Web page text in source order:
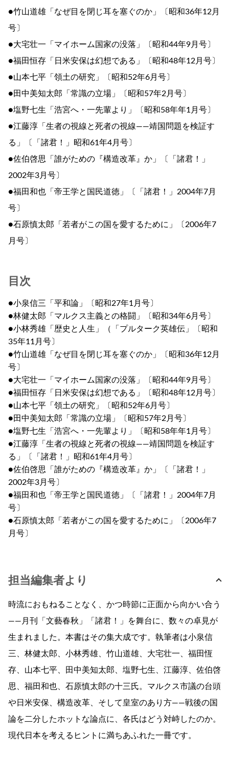
●竹山道雄「なぜ目を閉じ耳を塞ぐのか」〔昭和36年12月
号〕
●大宅壮一「マイホーム国家の没落」〔昭和44年9月号〕
●福田恒存「日米安保は幻想である」〔昭和48年12月号〕
●山本七平「領土の研究」〔昭和52年6月号〕
●田中美知太郎「常識の立場」〔昭和57年2月号〕
●塩野七生「浩宮へ・一先輩より」〔昭和58年年1月号〕
●江藤淳「生者の視線と死者の視線――靖国問題を検証す
る」〔「諸君！」昭和61年4月号〕
●佐伯啓思「誰がための『構造改革』か」〔「諸君！」
2002年3月号〕
●福田和也「帝王学と国民道徳」〔「諸君！」2004年7月
号〕
●石原慎太郎「若者がこの国を愛するために」〔2006年7
月号〕
目次
●小泉信三「平和論」〔昭和27年1月号〕
●林健太郎「マルクス主義との格闘」〔昭和34年6月号〕
●小林秀雄「歴史と人生」（「プルターク英雄伝」〔昭和
35年11月号〕
●竹山道雄「なぜ目を閉じ耳を塞ぐのか」〔昭和36年12月
号〕
●大宅壮一「マイホーム国家の没落」〔昭和44年9月号〕
●福田恒存「日米安保は幻想である」〔昭和48年12月号〕
●山本七平「領土の研究」〔昭和52年6月号〕
●田中美知太郎「常識の立場」〔昭和57年2月号〕
●塩野七生「浩宮へ・一先輩より」〔昭和58年年1月号〕
●江藤淳「生者の視線と死者の視線――靖国問題を検証す
る」〔「諸君！」昭和61年4月号〕
●佐伯啓思「誰がための『構造改革』か」〔「諸君！」
2002年3月号〕
●福田和也「帝王学と国民道徳」〔「諸君！」2004年7月
号〕
●石原慎太郎「若者がこの国を愛するために」〔2006年7
月号〕
担当編集者より
時流におもねることなく、かつ時節に正面から向かい合う
――月刊「文藝春秋」「諸君！」を舞台に、数々の卓見が
生まれました。本書はその集大成です。執筆者は小泉信
三、林健太郎、小林秀雄、竹山道雄、大宅壮一、福田恆
存、山本七平、田中美知太郎、塩野七生、江藤淳、佐伯啓
思、福田和也、石原慎太郎の十三氏。マルクス市議の台頭
や日米安保、構造改革、そして皇室のあり方――戦後の国
論を二分したホットな論点に、各氏はどう対峙したのか。
現代日本を考えるヒントに満ちあふれた一冊です。